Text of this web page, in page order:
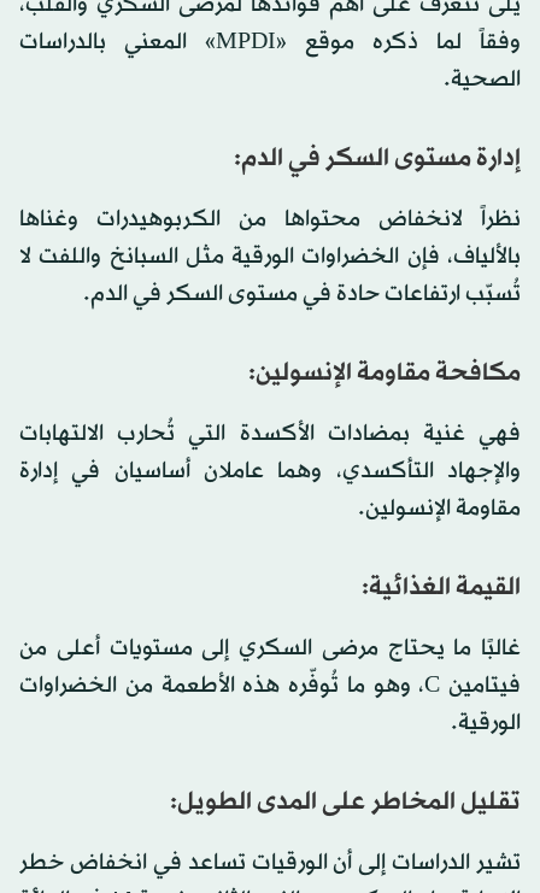
وفقاً لما ذكره موقع «MPDI» المعني بالدراسات
الصحية.
إدارة مستوى السكر في الدم:
نظراً لانخفاض محتواها من الكربوهيدرات وغناها
بالألياف، فإن الخضراوات الورقية مثل السبانخ واللفت لا
تُسبّب ارتفاعات حادة في مستوى السكر في الدم.
مكافحة مقاومة الإنسولين:
فهي غنية بمضادات الأكسدة التي تُحارب الالتهابات
والإجهاد التأكسدي، وهما عاملان أساسيان في إدارة
مقاومة الإنسولين.
القيمة الغذائية:
غالبًا ما يحتاج مرضى السكري إلى مستويات أعلى من
فيتامين C، وهو ما تُوفّره هذه الأطعمة من الخضراوات
الورقية.
تقليل المخاطر على المدى الطويل:
تشير الدراسات إلى أن الورقيات تساعد في انخفاض خطر